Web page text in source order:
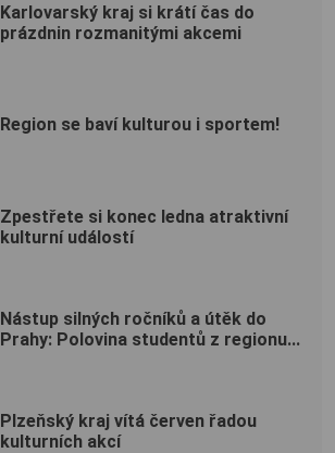
Karlovarský kraj si krátí čas do
prázdnin rozmanitými akcemi
Region se baví kulturou i sportem!
Zpestřete si konec ledna atraktivní
kulturní událostí
Nástup silných ročníků a útěk do
Prahy: Polovina studentů z regionu...
Plzeňský kraj vítá červen řadou
kulturních akcí